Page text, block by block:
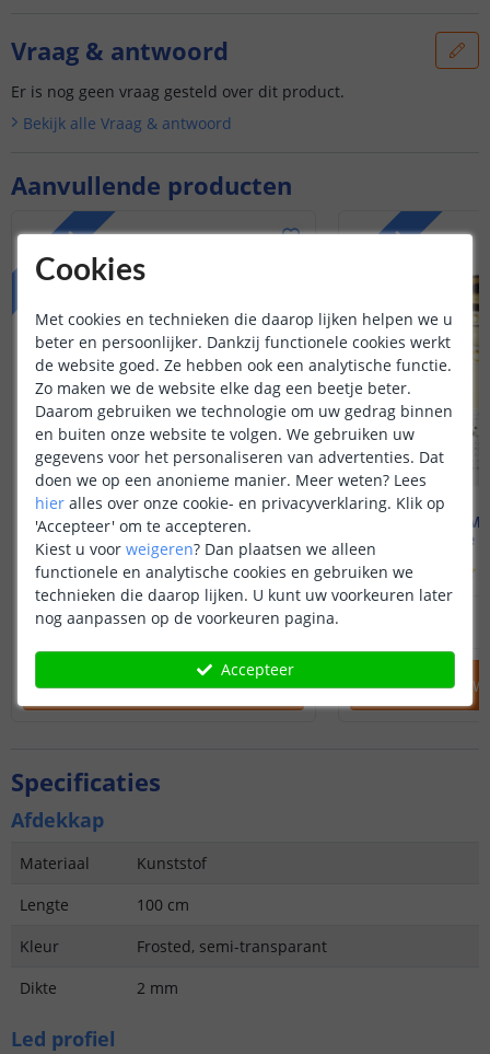
Aanvullende producten
PREMIUM
PREMIUM | Helder wit
Complete set | 1 meter
(63 reviews)
OP VOORRAAD 24,95
IN WINKELWAGEN
PREMIUM
Complete
IN
Vraag & antwoord
Er is nog geen vraag gesteld over dit product.
Bekijk alle Vraag & antwoord
Specificaties
Afdekkap
Materiaal
Kunststof
Lengte
100 cm
Kleur
Frosted, semi-transparant
Dikte
2 mm
Led profiel
Cookies
Met cookies en technieken die daarop lijken helpen we u
beter en persoonlijker. Dankzij functionele cookies werkt
de website goed. Ze hebben ook een analytische functie.
Zo maken we de website elke dag een beetje beter.
Daarom gebruiken we technologie om uw gedrag binnen
en buiten onze website te volgen. We gebruiken uw
gegevens voor het personaliseren van advertenties. Dat
doen we op een anonieme manier. Meer weten? Lees
hier alles over onze cookie- en privacyverklaring. Klik op
'Accepteer' om te accepteren.
Kiest u voor weigeren? Dan plaatsen we alleen
functionele en analytische cookies en gebruiken we
technieken die daarop lijken. U kunt uw voorkeuren later
nog aanpassen op de voorkeuren pagina.
Accepteer